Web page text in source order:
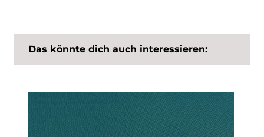
Das könnte dich auch interessieren: